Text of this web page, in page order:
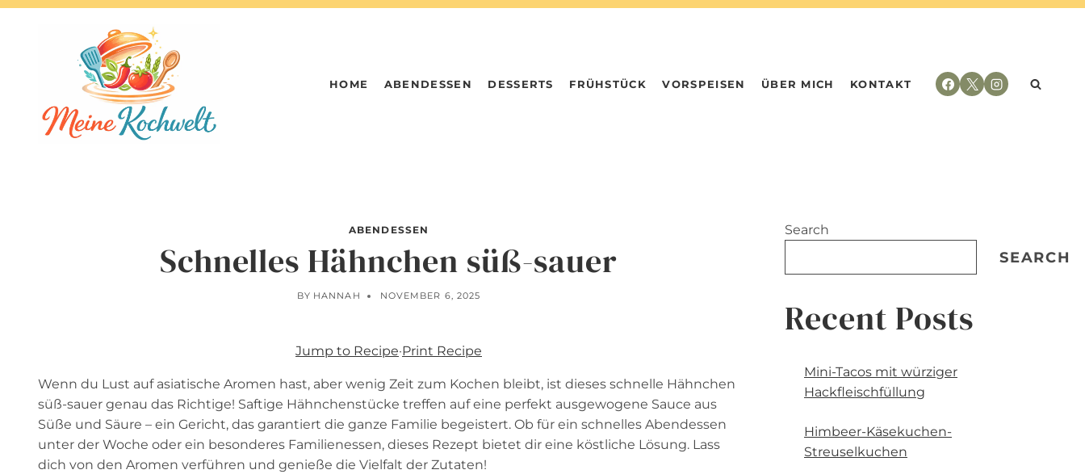
Skip
HOME ABENDESSEN DESSERTS FRÜHSTÜCK VORSPEISEN ÜBER MICH KONTAKT
ABENDESSEN
Schnelles Hähnchen süß-sauer
BY HANNAH NOVEMBER 6, 2025
Jump to Recipe·Print Recipe
Wenn du Lust auf asiatische Aromen hast, aber wenig Zeit zum Kochen bleibt, ist dieses schnelle Hähnchen
süß-sauer genau das Richtige! Saftige Hähnchenstücke treffen auf eine perfekt ausgewogene Sauce aus
Süße und Säure – ein Gericht, das garantiert die ganze Familie begeistert. Ob für ein schnelles Abendessen
unter der Woche oder ein besonderes Familienessen, dieses Rezept bietet dir eine köstliche Lösung. Lass
dich von den Aromen verführen und genieße die Vielfalt der Zutaten!
Search
SEARCH
Recent Posts
Mini-Tacos mit würziger
Hackfleischfüllung
Himbeer-Käsekuchen-
Streuselkuchen